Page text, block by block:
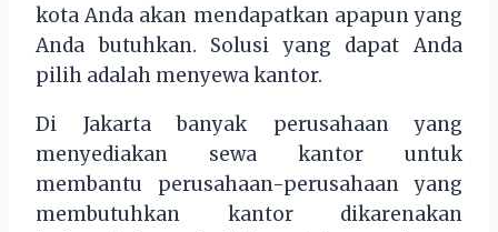
kota Anda akan mendapatkan apapun yang
Anda butuhkan. Solusi yang dapat Anda
pilih adalah menyewa kantor.
Di Jakarta banyak perusahaan yang
menyediakan sewa kantor untuk
membantu perusahaan-perusahaan yang
membutuhkan kantor dikarenakan